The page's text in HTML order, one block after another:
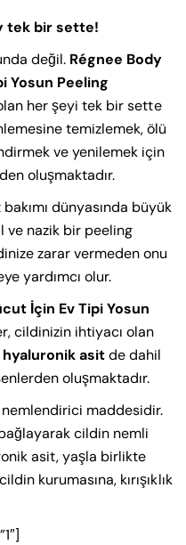
tek bir sette!
değil. Régnee Body
Yosun Peeling
her şeyi tek bir sette
temizlemek, ölü
ve yenilemek için
oluşmaktadır.
dünyasında büyük
ve nazik bir peeling
zarar vermeden onu
yardımcı olur.
İçin Ev Tipi Yosun
cildinizin ihtiyacı olan
hyaluronik asitde dahil
oluşmaktadır.
maddesidir.
cildin nemli
asit, yaşla birlikte
kurumasına, kırışıklık